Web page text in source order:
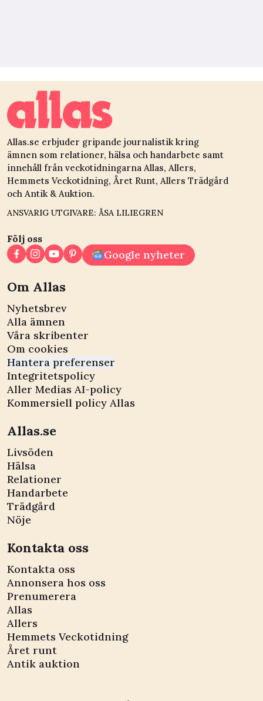
Allas.se erbjuder gripande journalistik kring
ämnen som relationer, hälsa och handarbete samt
innehåll från veckotidningarna Allas, Allers,
Hemmets Veckotidning, Året Runt, Allers Trädgård
och Antik & Auktion.
ANSVARIG UTGIVARE: ÅSA LILIEGREN
Följ oss
Google nyheter
Om Allas
Nyhetsbrev
Alla ämnen
Våra skribenter
Om cookies
Hantera preferenser
Integritetspolicy
Aller Medias AI-policy
Kommersiell policy Allas
Allas.se
Livsöden
Hälsa
Relationer
Handarbete
Trädgård
Nöje
Kontakta oss
Kontakta oss
Annonsera hos oss
Prenumerera
Allas
Allers
Hemmets Veckotidning
Året runt
Antik auktion